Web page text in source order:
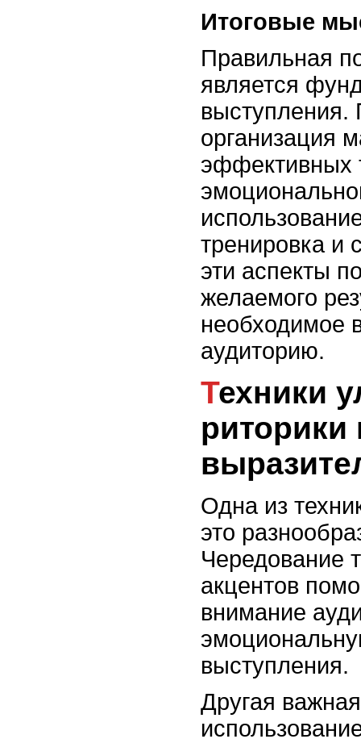
Итоговые
Правильная
является
выступления.
организация
эффективных
тренировка и
эти аспекты
желаемого
необходимое
аудиторию.
Техники улучшения
Одна из
это
Чередование
акцентов
внимание
выступления.
Другая